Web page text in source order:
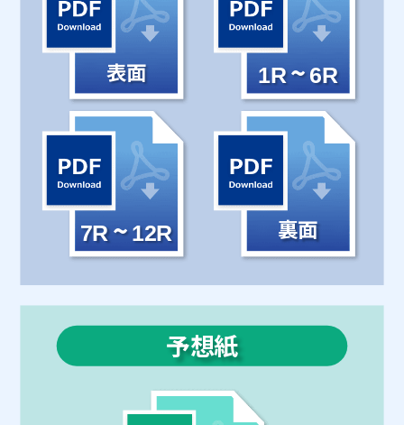
表面 1R~6R
7R~12R 裏面
予想紙